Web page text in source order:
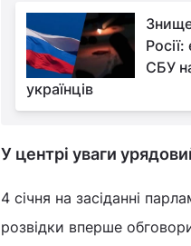
СБУ
українців
У центрі уваги
4 січня на засіданні
розвідки вперше